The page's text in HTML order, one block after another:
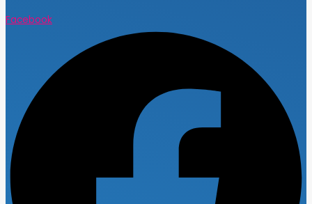
Facebook